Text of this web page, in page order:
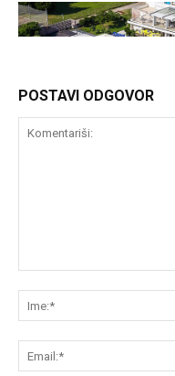
POSTAVI ODGOVOR